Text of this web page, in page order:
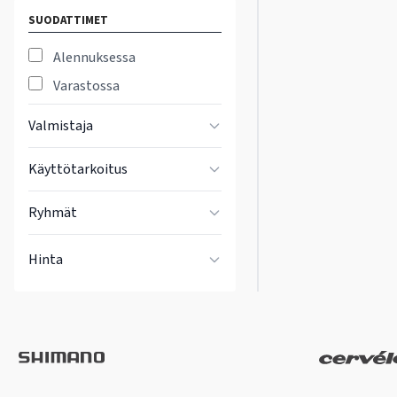
SUODATTIMET
Alennuksessa
Varastossa
Valmistaja
Käyttötarkoitus
Ryhmät
Hinta